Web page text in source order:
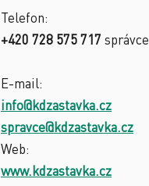
Telefon:
+420 728 575 717 správce
E-mail:
info@kdzastavka.cz
spravce@kdzastavka.cz
Web:
www.kdzastavka.cz